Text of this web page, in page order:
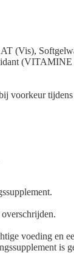
(Vis),
(VITAMINE
voorkeur
voeding en
is